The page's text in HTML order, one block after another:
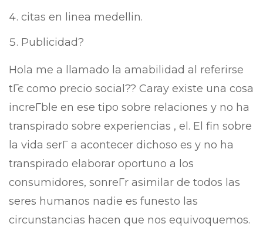
citas en linea medellin.
Publicidad?
Hola me a llamado la amabilidad al referirse
tГє como precio social?? Caray existe una cosa
increГ­ble en ese tipo sobre relaciones y no ha
transpirado sobre experiencias , el. El fin sobre
la vida serГ­ a acontecer dichoso es y no ha
transpirado elaborar oportuno a los
consumidores, sonreГ­r asimilar de todos las
seres humanos nadie es funesto las
circunstancias hacen que nos equivoquemos.